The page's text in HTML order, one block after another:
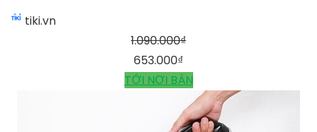
tiki.vn
1.090.000₫
653.000₫
TỚI NƠI BÁN